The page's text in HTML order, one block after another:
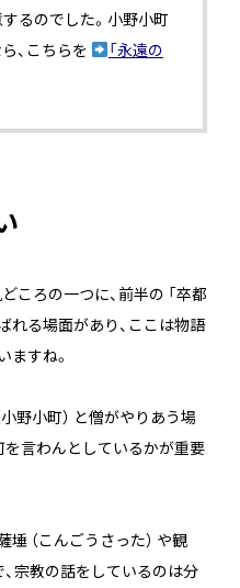
るのでした。小野小町
、こちらを
「永遠の
ろの一つに、前半の 「卒都
れる場面があり、ここは物語
すね。
野小町） と僧がやりあう場
を言わんとしているかが重要
（こんごうさった） や観
宗教の話をしているのは分